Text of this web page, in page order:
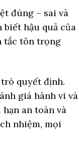
đúng – sai và
biết hậu quả của
tắc tôn trọng
quyết định.
giá hành vi và
an toàn và
nhiệm, mọi